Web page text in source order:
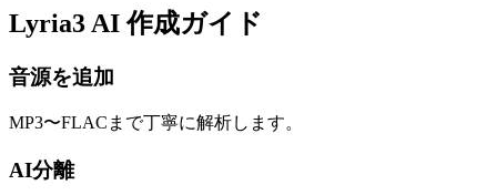
Lyria3 AI 作成ガイド
音源を追加
MP3〜FLACまで丁寧に解析します。
AI分離